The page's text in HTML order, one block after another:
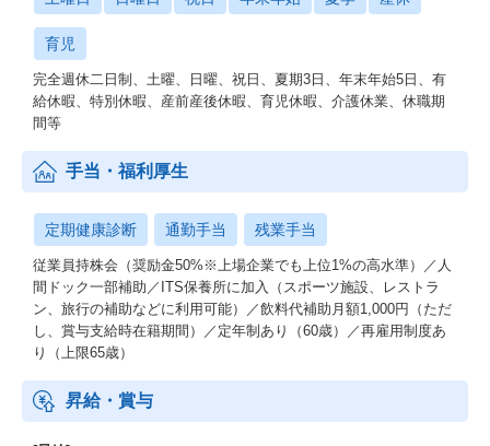
育児
完全週休二日制、土曜、日曜、祝日、夏期3日、年末年始5日、有
給休暇、特別休暇、産前産後休暇、育児休暇、介護休業、休職期
間等
手当・福利厚生
定期健康診断 通勤手当 残業手当
従業員持株会（奨励金50%※上場企業でも上位1%の高水準）／人
間ドック一部補助／ITS保養所に加入（スポーツ施設、レストラ
ン、旅行の補助などに利用可能）／飲料代補助月額1,000円（ただ
し、賞与支給時在籍期間）／定年制あり（60歳）／再雇用制度あ
り（上限65歳）
昇給・賞与